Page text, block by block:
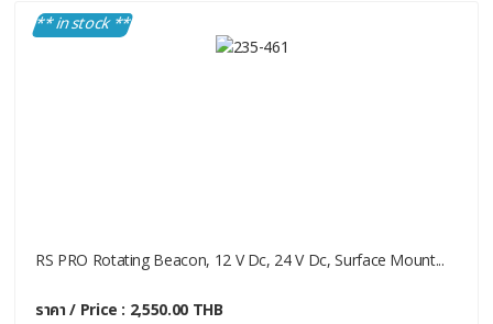
** in stock **
RS PRO Rotating Beacon, 12 V Dc, 24 V Dc, Surface Mount...
ราคา / Price : 2,550.00 THB